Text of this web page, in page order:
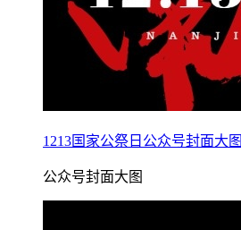
1213国家公祭日公众号封面大图
公众号封面大图